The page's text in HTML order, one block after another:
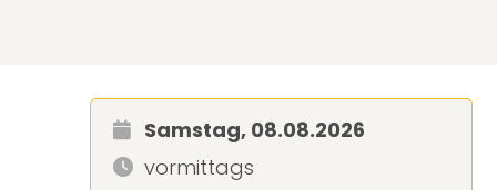
Samstag, 08.08.2026
vormittags